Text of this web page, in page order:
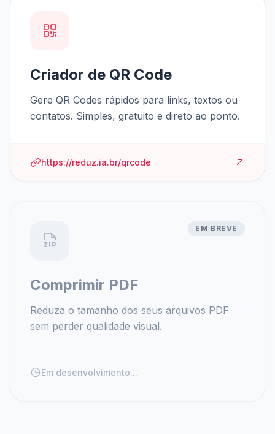
Criador de QR Code
Gere QR Codes rápidos para links, textos ou
contatos. Simples, gratuito e direto ao ponto.
https://reduz.ia.br/qrcode
EM BREVE
Comprimir PDF
Reduza o tamanho dos seus arquivos PDF
sem perder qualidade visual.
Em desenvolvimento...